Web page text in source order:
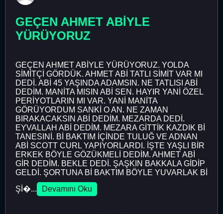
GEÇEN AHMET ABİYLE
YÜRÜYORUZ
GEÇEN AHMET ABİYLE YÜRÜYORUZ. YOLDA
SİMİTÇİ GÖRDÜK. AHMET ABİ TATLI SİMİT VAR MI
DEDİ. ABİ 45 YAŞINDA ADAMSIN. NE TATLISI ABİ
DEDİM. MANİTA MISIN ABİ SEN. HAYIR YANİ ÖZEL
PERİYOTLARIN MI VAR. YANİ MANİTA
GÖRÜYORDUM SANKİ O AN. NE ZAMAN
BIRAKACAKSIN ABİ DEDİM. MEZARDA DEDİ.
EYVALLAH ABİ DEDİM. MEZARA GİTTİK KAZDIK Bİ
TANESINİ. Bİ BAKTIM İÇİNDE TULUĞ VE ADNAN
ABİ SCOTT CURL YAPIYORLARDI. İŞTE YAŞLI BİR
ERKEK BÖYLE GÖZÜKMELİ DEDİM. AHMET ABİ
GİR DEDİM. BEKLE DEDİ. ŞAŞKIN BAKKALA GİDİP
GELDİ. ŞORTUNA Bİ BAKTIM BÖYLE YUVARLAK Bİ
Şİ�...
Devamını Oku